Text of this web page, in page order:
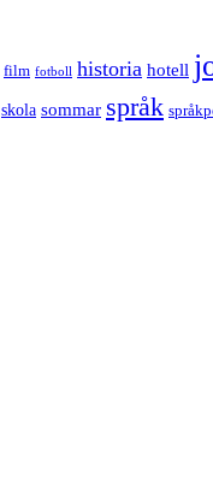
film fotboll historia hotell
skola sommar språk